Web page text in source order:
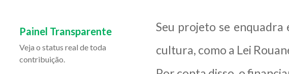
Seu projeto se enquadra
cultura, como a Lei
Painel Transparente
Veja o status real de toda
contribuição.